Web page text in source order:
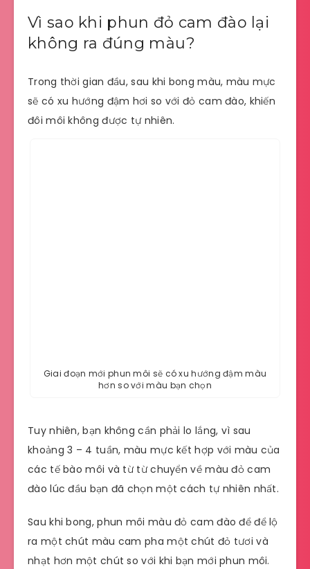
Vì sao khi phun đỏ cam đào lại
không ra đúng màu?
Trong thời gian đầu, sau khi bong màu, màu mực
sẽ có xu hướng đậm hơi so với đỏ cam đào, khiến
đôi môi không được tự nhiên.
Giai đoạn mới phun môi sẽ có xu hướng đậm màu
hơn so với màu bạn chọn
Tuy nhiên, bạn không cần phải lo lắng, vì sau
khoảng 3 – 4 tuần, màu mực kết hợp với màu của
các tế bào môi và từ từ chuyển về màu đỏ cam
đào lúc đầu bạn đã chọn một cách tự nhiên nhất.
Sau khi bong, phun môi màu đỏ cam đào để để lộ
ra một chút màu cam pha một chút đỏ tươi và
nhạt hơn một chút so với khi bạn mới phun môi.